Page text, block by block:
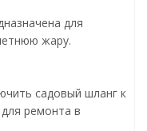
для
жару.
садовый шланг к
ремонта в